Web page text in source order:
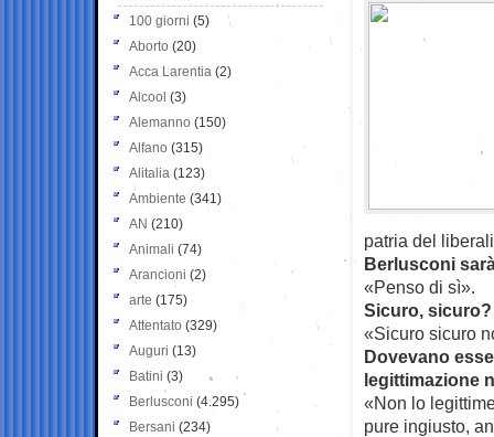
patria del
Berlusconi
«Penso di sì».
Sicuro, sicuro?
«Sicuro sicuro
Dovevano
legittimazione
«Non lo
pure ingiusto,
100 giorni (5)
Aborto (20)
Acca Larentia (2)
Alcool (3)
Alemanno (150)
Alfano (315)
Alitalia (123)
Ambiente (341)
AN (210)
Animali (74)
Arancioni (2)
arte (175)
Attentato (329)
Auguri (13)
Batini (3)
Berlusconi (4.295)
Bersani (234)